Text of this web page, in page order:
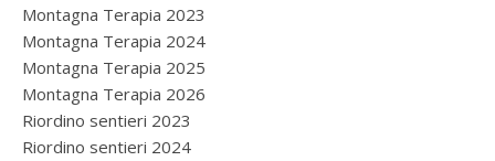
Montagna Terapia 2023
Montagna Terapia 2024
Montagna Terapia 2025
Montagna Terapia 2026
Riordino sentieri 2023
Riordino sentieri 2024